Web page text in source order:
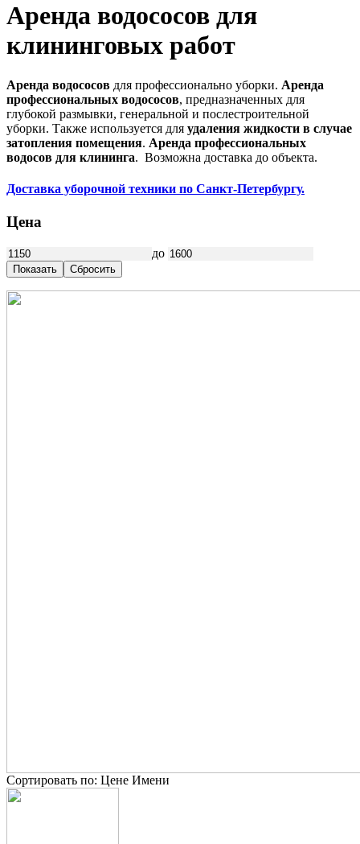
Аренда водососов для
клининговых работ
Аренда водососов для профессионально уборки. Аренда
профессиональных водососов, предназначенных для
глубокой размывки, генеральной и послестроительной
уборки. Также используется для удаления жидкости в случае
затопления помещения. Аренда профессиональных
водосов для клининга. Возможна доставка до объекта.
Доставка уборочной техники по Санкт-Петербургу.
Цена
до
Сортировать по: Цене Имени